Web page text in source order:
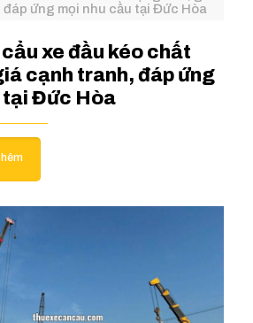
đáp ứng mọi nhu cầu tại Đức Hòa
xe đầu kéo chất
cạnh tranh, đáp ứng
tại Đức Hòa